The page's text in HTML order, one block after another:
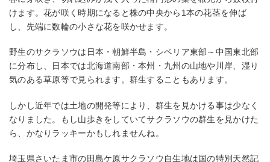
けます。花が咲く時期になると株の中央から1本の花茎を伸ば
し、先端に数輪の小さな花を咲かせます。
野生のサクラソウは日本・朝鮮半島・シベリア東部～中国東北部
に分布し、日本では北海道南部・本州・九州の山地や川岸、湿り
気のある草原等で見られます。群生することもあります。
しかし近年では土地の開発等により、群生を見かける事は少なく
なりました。もし山歩きをしていてサクラソウの群生を見かけた
ら、かなりラッキーかもしれませんね。
埼玉県さいたま市の田島ケ原サクラソウ自生地は国の特別天然記